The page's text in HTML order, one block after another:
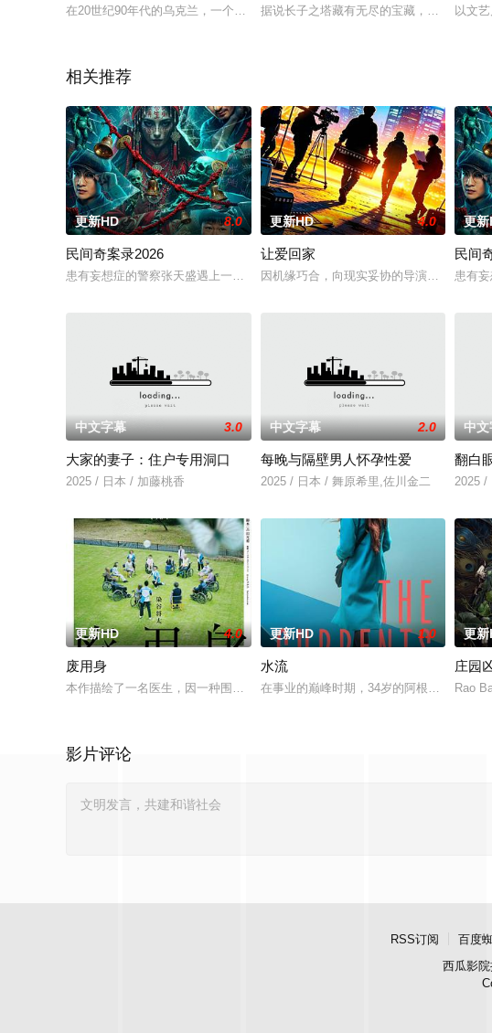
在20世纪90年代的乌克兰，一个绰号“犀牛”的年轻人从一个小偷开始，很快在犯
据说长子之塔藏有无尽的宝藏，引来了许多
以文
相关推荐
更新HD 8.0
民间奇案录2026
患有妄想症的警察张天盛遇上一起离奇的神像杀人事件，勘案过程中，牵引出“婴
更新HD 4.0
让爱回家
因机缘巧合，向现实妥协的导演朱达仁萌
更新
民间
患有
中文字幕 3.0
大家的妻子：住户专用洞口
2025 / 日本 / 加藤桃香
中文字幕 2.0
每晚与隔壁男人怀孕性爱
2025 / 日本 / 舞原希里,佐川金二
中文
翻白
2025 /
更新HD 4.0
废用身
本作描绘了一名医生，因一种围绕“废用身”——因瘫痪等原因已无恢复可能的四
更新HD 1.0
水流
在事业的巅峰时期，34岁的阿根廷造型师
更新
庄园
Rao
影片评论
RSS订阅 百度
西瓜影院